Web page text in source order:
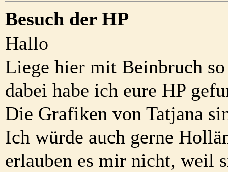
Besuch der HP
Hallo
Liege hier mit Beinbruch
dabei habe ich eure HP
Die Grafiken von Tatjana
Ich würde auch gerne
erlauben es mir nicht, weil